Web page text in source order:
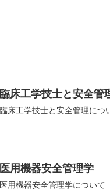
臨床工学技士と安全管
臨床工学技士と安全管理につ
医用機器安全管理学
医用機器安全管理学について